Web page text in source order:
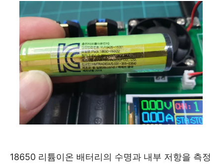
18650 리튬이온 배터리의 수명과 내부 저항을 측정